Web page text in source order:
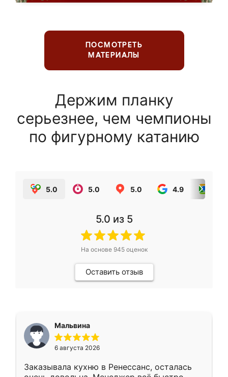
ПОСМОТРЕТЬ
МАТЕРИАЛЫ
Держим планку
серьезнее, чем чемпионы
по фигурному катанию
5.0 5.0 5.0 4.9
5.0 из 5
На основе 945оценок
Оставить отзыв
Мальвина
6 августа 2026
Заказывала кухню в Ренессанс, осталась